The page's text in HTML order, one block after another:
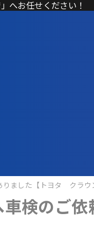
へお任せください！
ました【トヨタ クラウ
車検のご